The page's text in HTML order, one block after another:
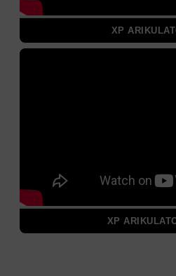
XP
XP